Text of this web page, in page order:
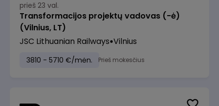
prieš 23 val.
Transformacijos projektų vadovas (-ė)
(Vilnius, LT)
JSC Lithuanian Railways Vilnius
3810 - 5710 €/mėn. Prieš mokesčius